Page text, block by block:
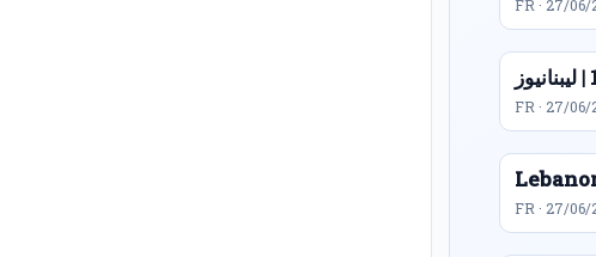
FR · 27/06/
FR · 27/06/
FR · 27/06/